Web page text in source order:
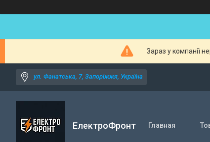
Зараз у компанії
ул. Фанатська, 7, Запоріжжя, Україна
ЕлектроФронт Главная